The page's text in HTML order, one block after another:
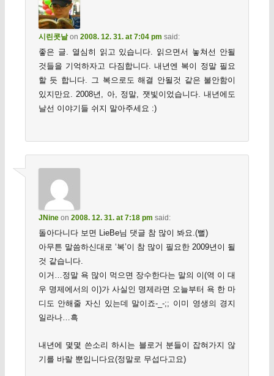
시린콧날on 2008. 12. 31. at 7:04 pm said:
좋은 글. 열심히 읽고 있습니다. 읽으면서 놓쳐선 안될
것들을 기억하자고 다짐합니다. 내년엔 복이 정말 필요
할 듯 합니다. 그 복으로도 해결 안될것 같은 불안함이
있지만요. 2008년, 아, 정말, 잿빛이었습니다. 내년에도
날선 이야기들 쉬지 말아주세요 :)
JNineon 2008. 12. 31. at 7:18 pm said:
돌아다니다 보면 LieBe님 댓글 참 많이 봐요.(뻘)
아무튼 말씀하신대로 ‘복’이 참 많이 필요한 2009년이 될
것 같습니다.
이거…정말 욕 많이 먹으면 장수한다는 말의 이(역 이 대
우 명제에서의 이)가 사실인 명제라면 오늘부터 욕 한 마
디도 안해줄 자신 있는데 말이죠-_-;; 이미 영생의 경지
일라나…흑
내년에 몇몇 쓴소리 하시는 블로거 분들이 잡혀가지 않
기를 바랄 뿐입니다요(정말로 무섭다고요)